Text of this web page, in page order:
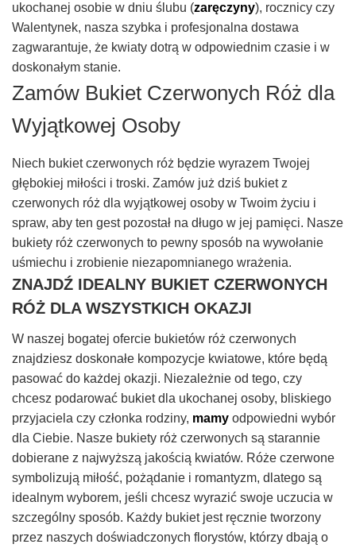
ukochanej osobie w dniu ślubu (zaręczyny), rocznicy czy
Walentynek, nasza szybka i profesjonalna dostawa
zagwarantuje, że kwiaty dotrą w odpowiednim czasie i w
doskonałym stanie.
Zamów Bukiet Czerwonych Róż dla
Wyjątkowej Osoby
Niech bukiet czerwonych róż będzie wyrazem Twojej
głębokiej miłości i troski. Zamów już dziś bukiet z
czerwonych róż dla wyjątkowej osoby w Twoim życiu i
spraw, aby ten gest pozostał na długo w jej pamięci. Nasze
bukiety róż czerwonych to pewny sposób na wywołanie
uśmiechu i zrobienie niezapomnianego wrażenia.
ZNAJDŹ IDEALNY BUKIET CZERWONYCH
RÓŻ DLA WSZYSTKICH OKAZJI
W naszej bogatej ofercie bukietów róż czerwonych
znajdziesz doskonałe kompozycje kwiatowe, które będą
pasować do każdej okazji. Niezależnie od tego, czy
chcesz podarować bukiet dla ukochanej osoby, bliskiego
przyjaciela czy członka rodziny, mamy odpowiedni wybór
dla Ciebie. Nasze bukiety róż czerwonych są starannie
dobierane z najwyższą jakością kwiatów. Róże czerwone
symbolizują miłość, pożądanie i romantyzm, dlatego są
idealnym wyborem, jeśli chcesz wyrazić swoje uczucia w
szczególny sposób. Każdy bukiet jest ręcznie tworzony
przez naszych doświadczonych florystów, którzy dbają o